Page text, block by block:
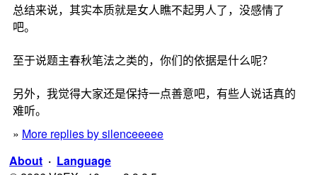
总结来说，其实本质就是女人瞧不起男人了，没感情了
吧。
至于说题主春秋笔法之类的，你们的依据是什么呢？
另外，我觉得大家还是保持一点善意吧，有些人说话真的
难听。
» More replies by silenceeeee
About · Language